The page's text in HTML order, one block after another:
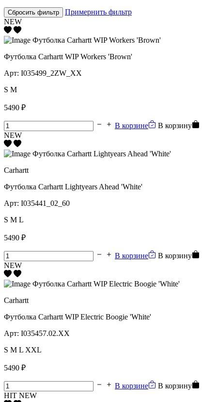
Сбросить фильтр
Примернить фильтр
NEW
Футболка Carhartt WIP Workers 'Brown'
Арт: I035499_2ZW_XX
S M
5490 ₽
В корзине
В корзину
NEW
Carhartt
Футболка Carhartt Lightyears Ahead 'White'
Арт: I035441_02_60
S M L
5490 ₽
В корзине
В корзину
NEW
Carhartt
Футболка Carhartt WIP Electric Boogie 'White'
Арт: I035457.02.XX
S M L XXL
5490 ₽
В корзине
В корзину
HIT NEW